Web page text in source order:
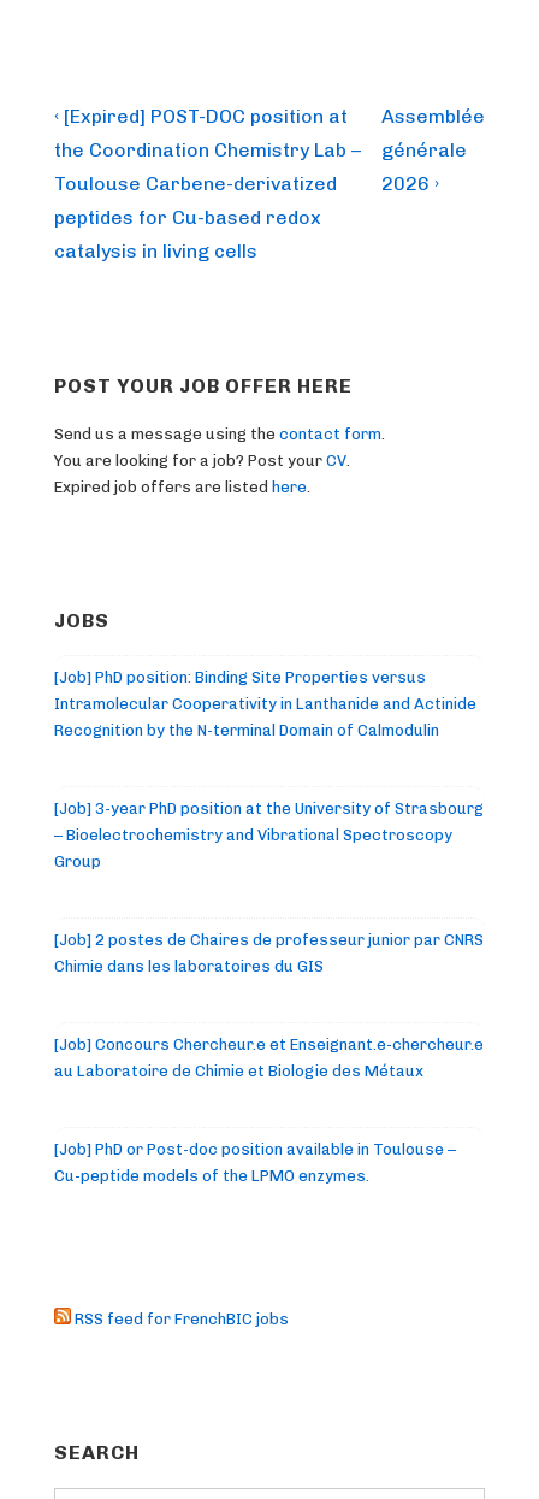
Post
navigation
Previous
Post
is
‹ [Expired] POST-DOC position at
the Coordination Chemistry Lab –
Toulouse Carbene-derivatized
peptides for Cu-based redox
catalysis in living cells
Next
Post
is
Assemblée
générale
2026 ›
POST YOUR JOB OFFER HERE
Send us a message using the contact form
You are looking for a job? Post your CV
Expired job offers are listed here
JOBS
[Job] PhD position: Binding Site Properties versus
Intramolecular Cooperativity in Lanthanide and Actinide
Recognition by the N-terminal Domain of Calmodulin
[Job] 3-year PhD position at the University of Strasbourg
– Bioelectrochemistry and Vibrational Spectroscopy
Group
[Job] 2 postes de Chaires de professeur junior par CNRS
Chimie dans les laboratoires du GIS
[Job] Concours Chercheur.e et Enseignant.e-chercheur.e
au Laboratoire de Chimie et Biologie des Métaux
[Job] PhD or Post-doc position available in Toulouse –
Cu-peptide models of the LPMO enzymes.
RSS feed for FrenchBIC jobs
SEARCH